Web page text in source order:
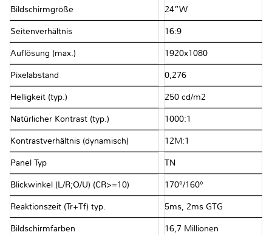
Bildschirmgröße 24”W
Seitenverhältnis 16:9
Auflösung (max.) 1920x1080
Pixelabstand 0,276
Helligkeit (typ.) 250 cd/m2
Natürlicher Kontrast (typ.) 1000:1
Kontrastverhältnis (dynamisch) 12M:1
Panel Typ TN
Blickwinkel (L/R;O/U) (CR>=10) 170°/160°
Reaktionszeit (Tr+Tf) typ. 5ms, 2ms GTG
Bildschirmfarben 16,7 Millionen